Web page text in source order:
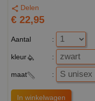
Delen
€ 22,95
Aantal :
kleur :
maat :